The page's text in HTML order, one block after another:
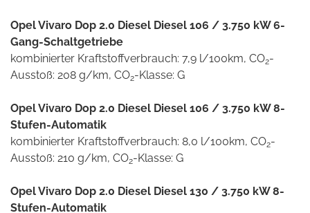
Opel Vivaro Dop 2.0 Diesel Diesel 106 / 3.750 kW 6-
Gang-Schaltgetriebe
kombinierter Kraftstoffverbrauch: 7,9 l/100km, CO2-
Ausstoß: 208 g/km, CO2-Klasse: G
Opel Vivaro Dop 2.0 Diesel Diesel 106 / 3.750 kW 8-
Stufen-Automatik
kombinierter Kraftstoffverbrauch: 8,0 l/100km, CO2-
Ausstoß: 210 g/km, CO2-Klasse: G
Opel Vivaro Dop 2.0 Diesel Diesel 130 / 3.750 kW 8-
Stufen-Automatik